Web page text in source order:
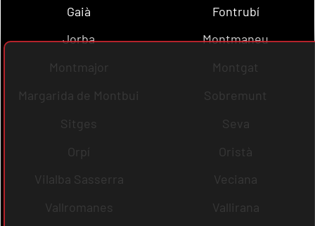
Gaià
Fontrubí
Jorba
Montmaneu
Montmajor
Montgat
Margarida de Montbui
Sobremunt
Sitges
Seva
Orpí
Oristà
Vilalba Sasserra
Veciana
Vallromanes
Vallirana